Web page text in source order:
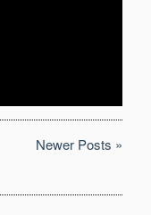
Newer Posts »